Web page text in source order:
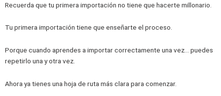
Recuerda que tu primera importación no tiene que hacerte millonario.
Tu primera importación tiene que enseñarte el proceso.
Porque cuando aprendes a importar correctamente una vez… puedes
repetirlo una y otra vez.
Ahora ya tienes una hoja de ruta más clara para comenzar.